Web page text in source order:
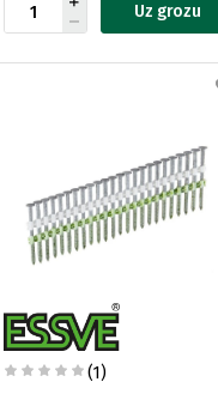
Uz grozu
(1)